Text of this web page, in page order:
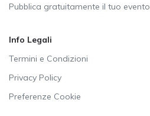
Pubblica gratuitamente il tuo evento
Info Legali
Termini e Condizioni
Privacy Policy
Preferenze Cookie